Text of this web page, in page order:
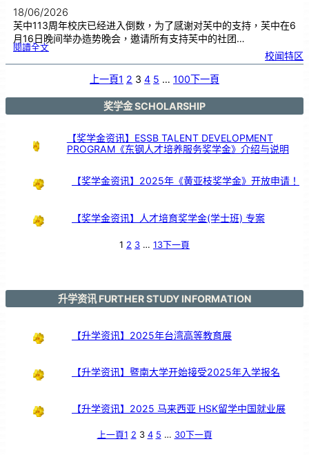
18/06/2026
芙中113周年校庆已经进入倒数，为了感谢对芙中的支持，芙中在6
月16日晚间举办造势晚会，邀请所有支持芙中的社团…
閱讀全文:芙
1
｜
广
校闻特区
上一頁1 2 3 4 5 … 100下一頁
奖学金 SCHOLARSHIP
【奖学金资讯】ESSB TALENT DEVELOPMENT
PROGRAM《东钢人才培养服务奖学金》介绍与说明
【奖学金资讯】2025年《黄亚枝奖学金》开放申请！
【奖学金资讯】人才培育奖学金(学士班) 专案
1 2 3 … 13下一頁
升学资讯 FURTHER STUDY INFORMATION
【升学资讯】2025年台湾高等教育展
【升学资讯】暨南大学开始接受2025年入学报名
【升学资讯】2025 马来西亚 HSK留学中国就业展
上一頁1 2 3 4 5 … 30下一頁